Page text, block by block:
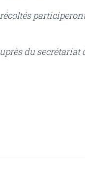
du secrétariat